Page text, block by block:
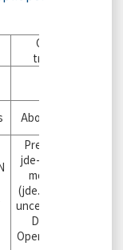
Object
tracking
About 5 days
Pre-trained
jde-1088x608
model
(jde.1088x608.
uncertainty.pt)
Dataset:
OpenImage V6